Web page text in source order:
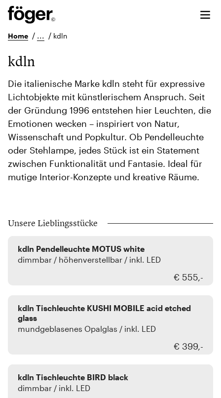
Home / ... / kdln
kdln
Die italienische Marke kdln steht für expressive
Lichtobjekte mit künstlerischem Anspruch. Seit
der Gründung 1996 entstehen hier Leuchten, die
Emotionen wecken – inspiriert von Natur,
Wissenschaft und Popkultur. Ob Pendelleuchte
oder Stehlampe, jedes Stück ist ein Statement
zwischen Funktionalität und Fantasie. Ideal für
mutige Interior-Konzepte und kreative Räume.
Unsere Lieblingsstücke kdln
kdln Pendelleuchte MOTUS white
dimmbar / höhenverstellbar / inkl. LED
€ 555,-
kdln Tischleuchte KUSHI MOBILE acid etched
glass
mundgeblasenes Opalglas / inkl. LED
€ 399,-
kdln Tischleuchte BIRD black
dimmbar / inkl. LED